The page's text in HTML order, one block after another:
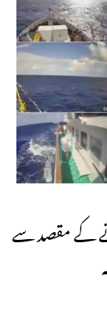
کے مقصد سے